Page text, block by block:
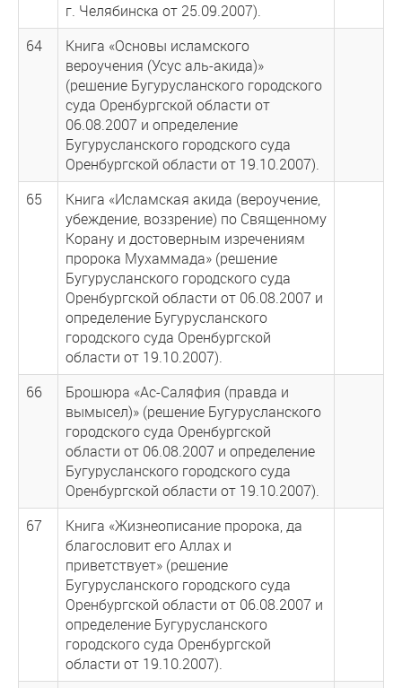
г. Челябинска от 25.09.2007).
64
Книга «Основы исламского
вероучения (Усус аль-акида)»
(решение Бугурусланского городского
суда Оренбургской области от
06.08.2007 и определение
Бугурусланского городского суда
Оренбургской области от 19.10.2007).
65
Книга «Исламская акида (вероучение,
убеждение, воззрение) по Священному
Корану и достоверным изречениям
пророка Мухаммада» (решение
Бугурусланского городского суда
Оренбургской области от 06.08.2007 и
определение Бугурусланского
городского суда Оренбургской
области от 19.10.2007).
66
Брошюра «Ас-Саляфия (правда и
вымысел)» (решение Бугурусланского
городского суда Оренбургской
области от 06.08.2007 и определение
Бугурусланского городского суда
Оренбургской области от 19.10.2007).
67
Книга «Жизнеописание пророка, да
благословит его Аллах и
приветствует» (решение
Бугурусланского городского суда
Оренбургской области от 06.08.2007 и
определение Бугурусланского
городского суда Оренбургской
области от 19.10.2007).